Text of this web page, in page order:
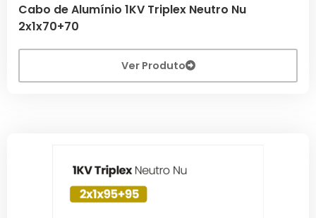
Cabo de Alumínio 1KV Triplex Neutro Nu
2x1x70+70
Ver Produto